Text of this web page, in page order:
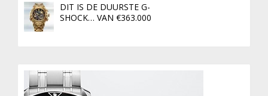
DIT IS DE DUURSTE G-
SHOCK… VAN €363.000